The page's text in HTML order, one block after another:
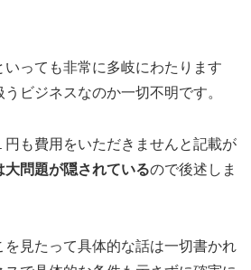
っても非常に多岐にわたります
ビジネスなのか一切不明です。
円も費用をいただきませんと記載が
大問題が隠されているので後述しま
を見たって具体的な話は一切書かれ